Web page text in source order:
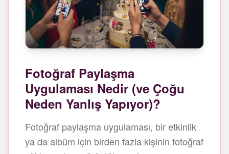
Fotoğraf Paylaşma
Uygulaması Nedir (ve Çoğu
Neden Yanlış Yapıyor)?
Fotoğraf paylaşma uygulaması, bir etkinlik
ya da albüm için birden fazla kişinin fotoğraf